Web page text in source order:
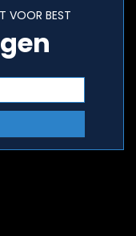
VOOR BEST